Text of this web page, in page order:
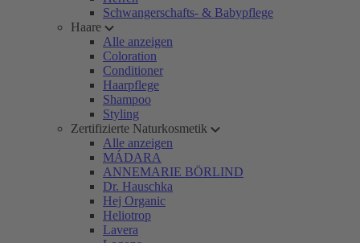
Schwangerschafts- & Babypflege
Haare
Alle anzeigen
Coloration
Conditioner
Haarpflege
Shampoo
Styling
Zertifizierte Naturkosmetik
Alle anzeigen
MÁDARA
ANNEMARIE BÖRLIND
Dr. Hauschka
Hej Organic
Heliotrop
Lavera